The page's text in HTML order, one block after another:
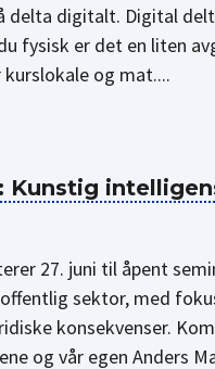
delta digitalt. Digital
fysisk er det en liten
og mat....
Kunstig
27. juni til åpent
sektor, med
konsekvenser.
og vår egen Anders